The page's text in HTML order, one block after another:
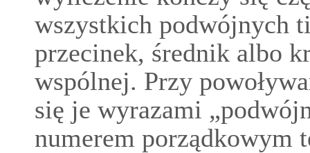
wszystkich podwójnych
przecinek, średnik albo
wspólnej. Przy
się je wyrazami
numerem porządkowym